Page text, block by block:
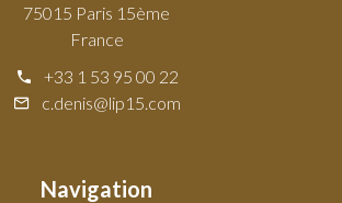
75015 Paris 15ème
France
+33 1 53 95 00 22
c.denis@lip15.com
Navigation